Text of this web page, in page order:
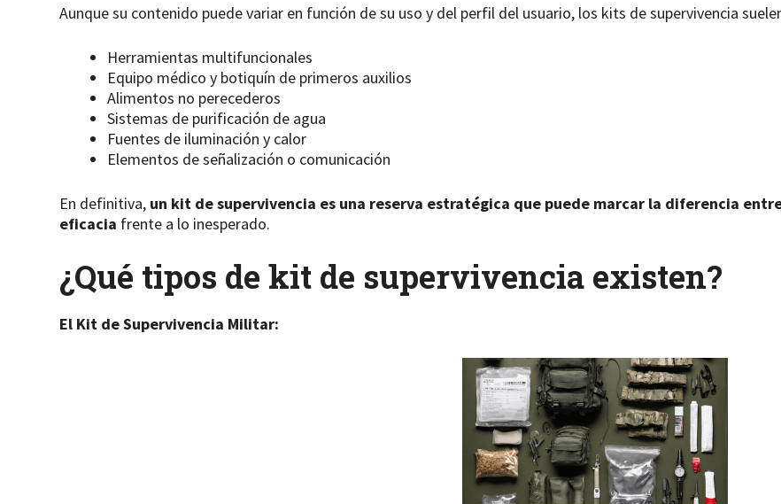
Aunque su contenido puede variar en función de su uso y del perfil del usuario, los kits de supervivencia
Herramientas multifuncionales
Equipo médico y botiquín de primeros auxilios
Alimentos no perecederos
Sistemas de purificación de agua
Fuentes de iluminación y calor
Elementos de señalización o comunicación
En definitiva, un kit de supervivencia es una reserva estratégica que puede marcar la diferencia
eficacia frente a lo inesperado.
¿Qué tipos de kit de supervivencia existen?
El Kit de Supervivencia Militar: